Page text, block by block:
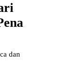
dan